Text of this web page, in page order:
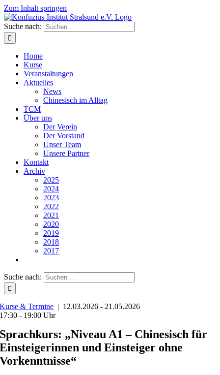
Zum Inhalt springen
Suche nach:
Home
Kurse
Veranstaltungen
Aktuelles
News
Chinesisch im Alltag
TCM
Über uns
Der Verein
Der Vorstand
Unser Team
Unsere Partner
Kontakt
Archiv
2025
2024
2023
2022
2021
2020
2019
2018
2017
Suche nach:
Kurse & Termine | 12.03.2026 - 21.05.2026
17:30 - 19:00 Uhr
Sprachkurs: „Niveau A1 – Chinesisch für
Einsteigerinnen und Einsteiger ohne
Vorkenntnisse“